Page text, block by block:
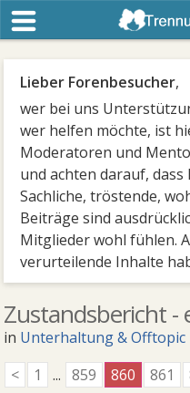
Lieber Forenbesucher,
wer bei uns
wer helfen möchte, ist
Moderatoren und
und achten darauf,
Sachliche, tröstende,
Beiträge sind
Mitglieder wohl fühlen.
verurteilende Inhalte
Zustandsbericht -
in Unterhaltung & Offtopic
<
1 ... 859 860 861